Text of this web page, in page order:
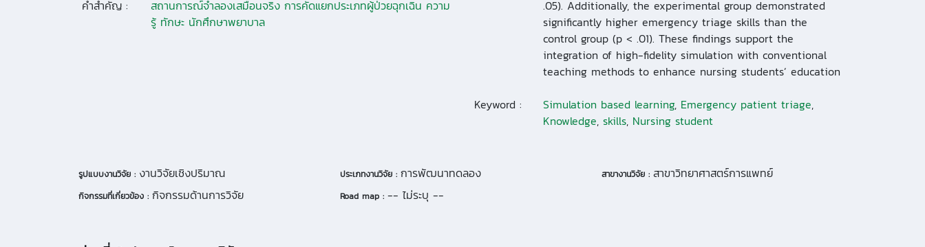
คำสำคัญ :
สถานการณ์จำลองเสมือนจริง การคัดแยกประเภทผู้ป่วยฉุกเฉิน ความ
รู้ ทักษะ นักศึกษาพยาบาล
.05). Additionally, the experimental group demonstrated
significantly higher emergency triage skills than the
control group (p < .01). These findings support the
integration of high-fidelity simulation with conventional
teaching methods to enhance nursing students’ education
Keyword :
Simulation based learning, Emergency patient triage,
Knowledge, skills, Nursing student
รูปแบบงานวิจัย : งานวิจัยเชิงปริมาณ ประเภทงานวิจัย : การพัฒนาทดลอง สาขางานวิจัย : สาขาวิทยาศาสตร์การแพทย์
กิจกรรมที่เกี่ยวข้อง : กิจกรรมด้านการวิจัย Road map : -- ไม่ระบุ --